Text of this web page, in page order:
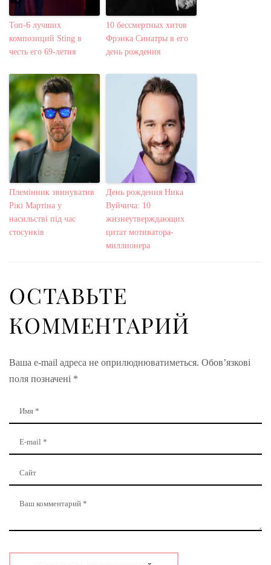
Топ-6 лучших
композиций Sting в
честь его 69-летия
10 бессмертных хитов
Фрэнка Синатры в его
день рождения
Племінник звинуватив
Рікі Мартіна у
насильстві під час
стосунків
День рождения Ника
Вуйчича: 10
жизнеутверждающих
цитат мотиватора-
миллионера
ОСТАВЬТЕ
КОММЕНТАРИЙ
Ваша e-mail адреса не оприлюднюватиметься. Обов’язкові
поля позначені *